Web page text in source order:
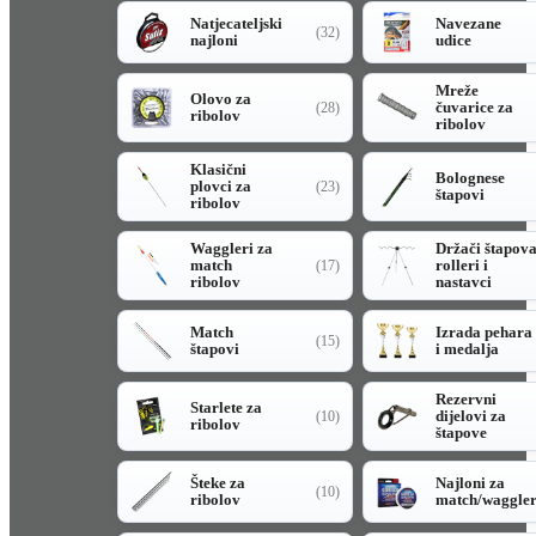
Natjecateljski
najloni
(32)
Navezane
udice
Olovo za
ribolov
(28)
Mreže
čuvarice za
ribolov
Klasični
plovci za
ribolov
(23)
Bolognese
štapovi
Waggleri za
match
ribolov
(17)
Držači štapova
rolleri i
nastavci
Match
štapovi
(15)
Izrada pehara
i medalja
Starlete za
ribolov
(10)
Rezervni
dijelovi za
štapove
Šteke za
ribolov
(10)
Najloni za
match/waggler